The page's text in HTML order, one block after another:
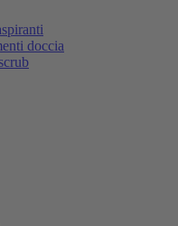
doccia